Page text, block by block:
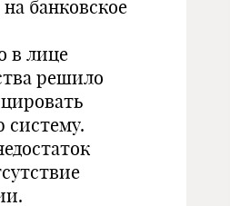
банковское
в лице
решило
систему.